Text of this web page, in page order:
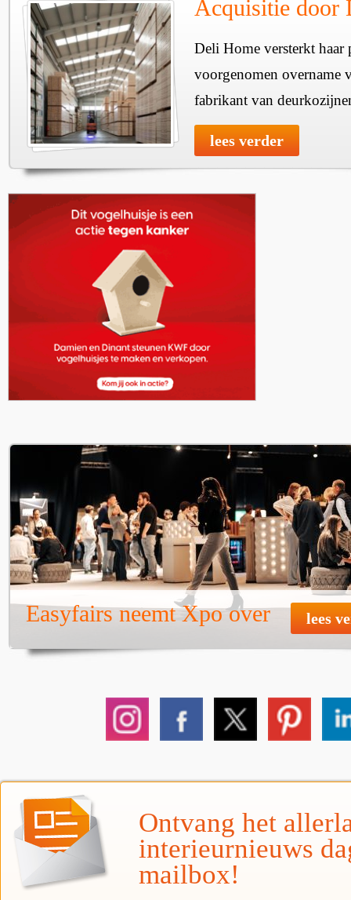
Acquisitie door
Deli Home versterkt haar
voorgenomen overname
fabrikant van
lees verder
Easyfairs neemt Xpo over lees
Ontvang het
interieurnieuws
mailbox!